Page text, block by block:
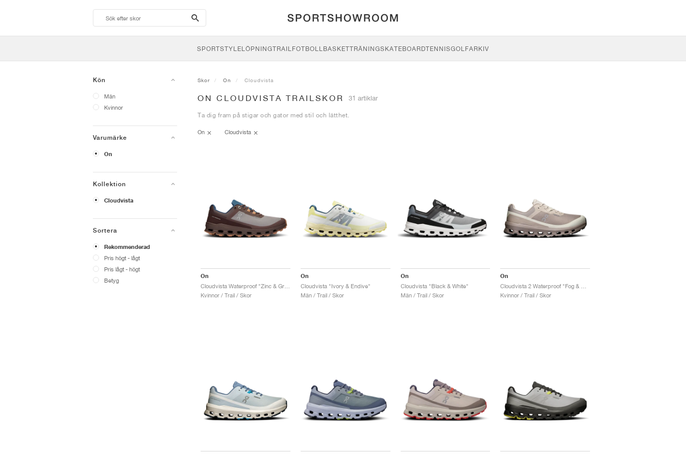
search-
btn
SPORTSTYLELÖPNINGTRAILFOTBOLLBASKETTRÄNINGSKATEBOARDTENNISGOLFARKIV
Kön
Män
Kvinnor
Varumärke
On
Kollektion
Cloudvista
Sortera
Rekommenderad
Pris högt - lågt
Pris lågt - högt
Betyg
Skor On Cloudvista
ON CLOUDVISTA TRAILSKOR 31 artiklar
Ta dig fram på stigar och gator med stil och lätthet.
On Cloudvista
On
Kvinnor / Trail / Skor
On
Cloudvista "Ivory & Endive"
Män / Trail / Skor
On
Cloudvista "Black & White"
Män / Trail / Skor
On
Kvinnor / Trail / Skor